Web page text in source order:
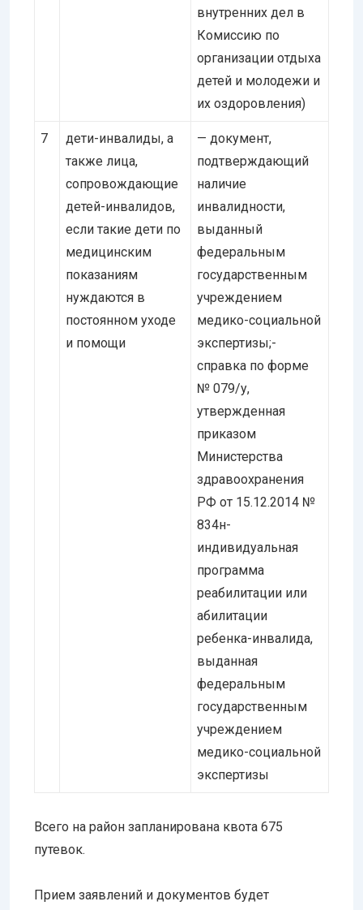
внутренних дел в
Комиссию по
организации отдыха
детей и молодежи и
их оздоровления)
7
дети-инвалиды, а
также лица,
сопровождающие
детей-инвалидов,
если такие дети по
медицинским
показаниям
нуждаются в
постоянном уходе
и помощи
— документ,
подтверждающий
наличие
инвалидности,
выданный
федеральным
государственным
учреждением
медико-социальной
экспертизы;-
справка по форме
№ 079/у,
утвержденная
приказом
Министерства
здравоохранения
РФ от 15.12.2014 №
834н-
индивидуальная
программа
реабилитации или
абилитации
ребенка-инвалида,
выданная
федеральным
государственным
учреждением
медико-социальной
экспертизы
Всего на район запланирована квота 675
путевок.
Прием заявлений и документов будет